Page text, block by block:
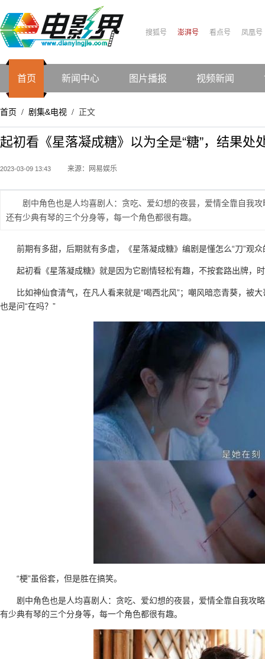
搜狐号 澎湃号 看点号 凤凰号
首页 新闻中心 图片播报 视频新闻
首页 / 剧集&电视 / 正文
起初看《星落凝成糖》以为全是“糖”，结果处
2023-03-09 13:43 来源：网易娱乐
剧中角色也是人均喜剧人：贪吃、爱幻想的夜昙，爱情全靠自我
还有少典有琴的三个分身等，每一个角色都很有趣。
前期有多甜，后期就有多虐，《星落凝成糖》编剧是懂怎么“刀”观众
起初看《星落凝成糖》就是因为它剧情轻松有趣，不按套路出牌，
比如神仙食清气，在凡人看来就是“喝西北风”；嘲风暗恋青葵，被
也是问“在吗？”
“梗”虽俗套，但是胜在搞笑。
剧中角色也是人均喜剧人：贪吃、爱幻想的夜昙，爱情全靠自我攻
有少典有琴的三个分身等，每一个角色都很有趣。